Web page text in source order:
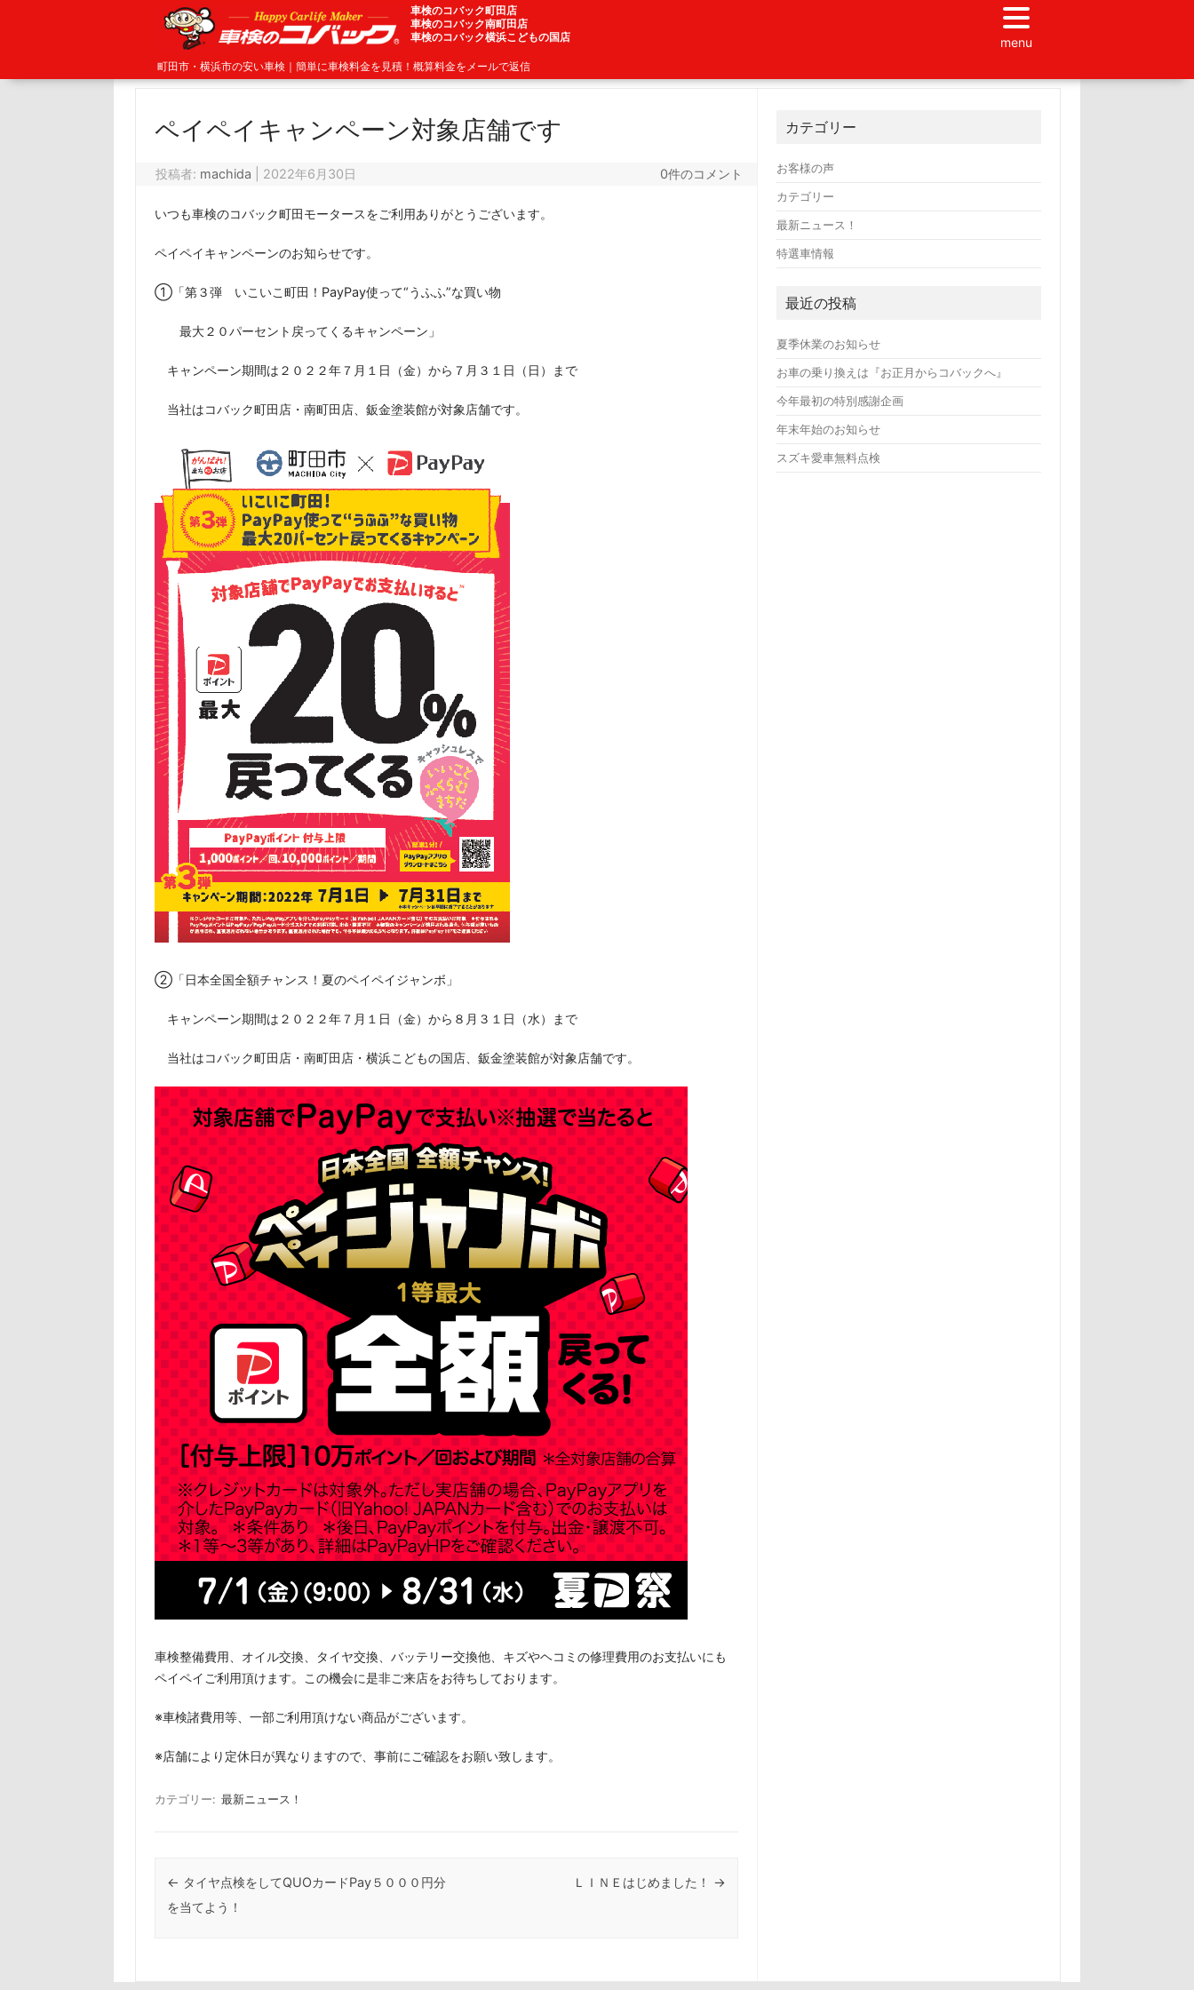
車検のコバック町田店
車検のコバック南町田店
車検のコバック横浜こどもの国店
町田市・横浜市の安い車検｜簡単に車検料金を見積！概算料金をメールで返信
menu
ペイペイキャンペーン対象店舗です
投稿者: machida 2022年6月30日 0件のコメント
いつも車検のコバック町田モータースをご利用ありがとうございます。
ペイペイキャンペーンのお知らせです。
①「第３弾 いこいこ町田！PayPay使って“うふふ”な買い物
最大２０パーセント戻ってくるキャンペーン」
キャンペーン期間は２０２２年７月１日（金）から７月３１日（日）まで
当社はコバック町田店・南町田店、鈑金塗装館が対象店舗です。
②「日本全国全額チャンス！夏のペイペイジャンボ」
キャンペーン期間は２０２２年７月１日（金）から８月３１日（水）まで
当社はコバック町田店・南町田店・横浜こどもの国店、鈑金塗装館が対象店舗です。
車検整備費用、オイル交換、タイヤ交換、バッテリー交換他、キズやヘコミの修理費用のお支払いにも
ペイペイご利用頂けます。この機会に是非ご来店をお待ちしております。
※車検諸費用等、一部ご利用頂けない商品がございます。
※店舗により定休日が異なりますので、事前にご確認をお願い致します。
カテゴリー: 最新ニュース！
投稿ナビゲーション
← タイヤ点検をしてQUOカードPay５０００円分
を当てよう！
ＬＩＮＥはじめました！ →
カテゴリー
お客様の声
カテゴリー
最新ニュース！
特選車情報
最近の投稿
夏季休業のお知らせ
お車の乗り換えは『お正月からコバックへ』
今年最初の特別感謝企画
年末年始のお知らせ
スズキ愛車無料点検